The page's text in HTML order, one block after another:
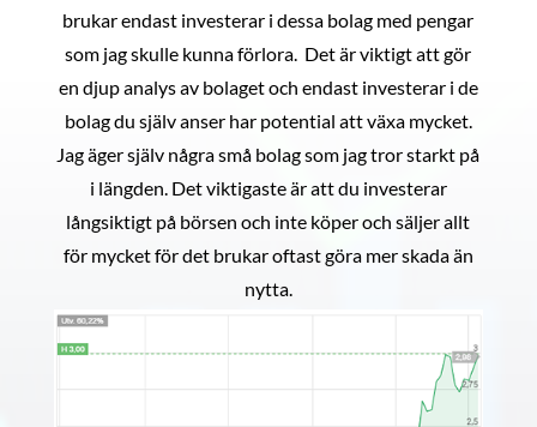
brukar endast investerar i dessa bolag med pengar
som jag skulle kunna förlora. Det är viktigt att gör
en djup analys av bolaget och endast investerar i de
bolag du själv anser har potential att växa mycket.
Jag äger själv några små bolag som jag tror starkt på
i längden. Det viktigaste är att du investerar
långsiktigt på börsen och inte köper och säljer allt
för mycket för det brukar oftast göra mer skada än
nytta.